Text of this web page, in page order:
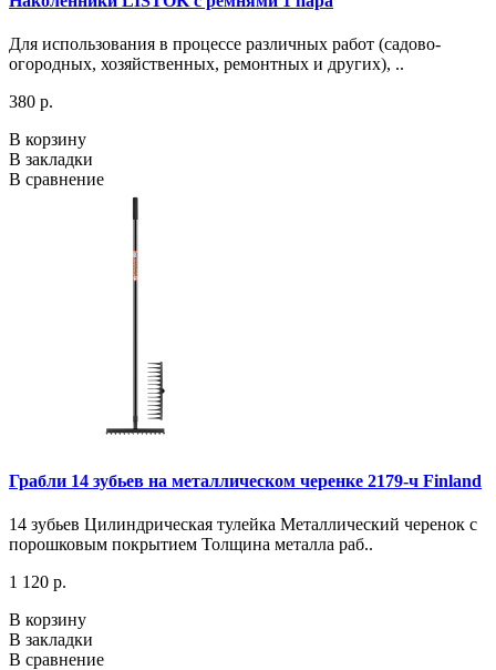
Для использования в процессе различных работ (садово-
огородных, хозяйственных, ремонтных и других), ..
380 р.
В корзину
В закладки
В сравнение
Грабли 14 зубьев на металлическом черенке 2179-ч Finland
14 зубьев Цилиндрическая тулейка Металлический черенок с
порошковым покрытием Толщина металла раб..
1 120 р.
В корзину
В закладки
В сравнение